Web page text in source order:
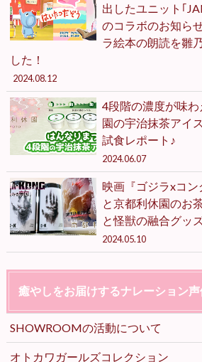
出したユニット｢
のコラボのお知ら
ラ絵本の朗読を雛
した！
2024.08.12
4段階の濃度が味
園の宇治抹茶アイ
試食レポート♪
2024.06.07
映画『ゴジラxコン
と京都利休園のお
と怪獣の融合グッ
2024.05.10
癒やしをお届けするナレーション
SHOWROOMの活動について
オトカワガールズコレクション